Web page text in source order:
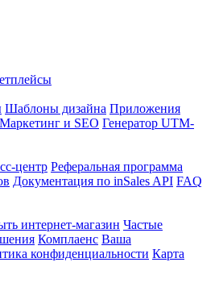
Шаблоны дизайна Приложения
Маркетинг и SEO Генератор UTM-
центр Реферальная программа
Документация по inSales API FAQ
интернет-магазин Частые
Комплаенс Ваша
конфиденциальности Карта